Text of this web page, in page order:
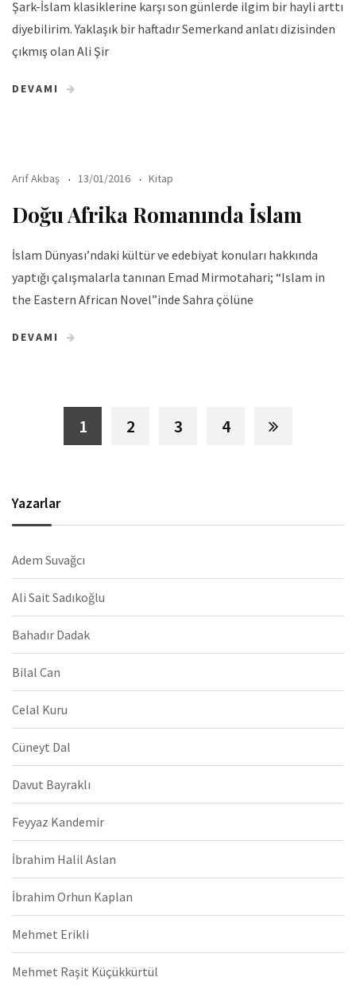
Şark-İslam klasiklerine karşı son günlerde ilgim bir hayli arttı
diyebilirim. Yaklaşık bir haftadır Semerkand anlatı dizisinden
çıkmış olan Ali Şir
DEVAMI
Arif Akbaş 13/01/2016 Kitap
Doğu Afrika Romanında İslam
İslam Dünyası’ndaki kültür ve edebiyat konuları hakkında
yaptığı çalışmalarla tanınan Emad Mirmotahari; “Islam in
the Eastern African Novel”inde Sahra çölüne
DEVAMI
1 2 3 4
Yazarlar
Adem Suvağcı
Ali Sait Sadıkoğlu
Bahadır Dadak
Bilal Can
Celal Kuru
Cüneyt Dal
Davut Bayraklı
Feyyaz Kandemir
İbrahim Halil Aslan
İbrahim Orhun Kaplan
Mehmet Erikli
Mehmet Raşit Küçükkürtül